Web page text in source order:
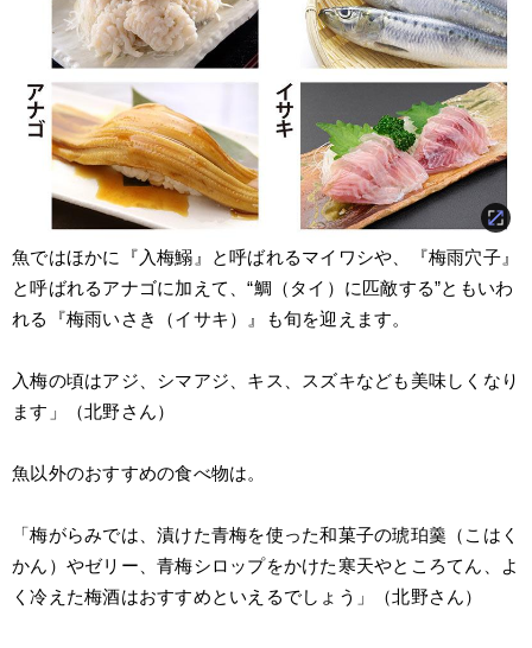
魚ではほかに『入梅鰯』と呼ばれるマイワシや、『梅雨穴子』
と呼ばれるアナゴに加えて、“鯛（タイ）に匹敵する”ともいわ
れる『梅雨いさき（イサキ）』も旬を迎えます。
入梅の頃はアジ、シマアジ、キス、スズキなども美味しくなり
ます」（北野さん）
魚以外のおすすめの食べ物は。
「梅がらみでは、漬けた青梅を使った和菓子の琥珀羹（こはく
かん）やゼリー、青梅シロップをかけた寒天やところてん、よ
く冷えた梅酒はおすすめといえるでしょう」（北野さん）